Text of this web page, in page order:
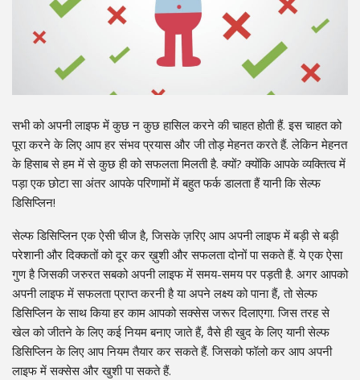
सभी को अपनी लाइफ में कुछ न कुछ हासिल करने की चाहत होती हैं. इस चाहत को
पूरा करने के लिए आप हर संभव प्रयास और जी तोड़ मेहनत करते हैं. लेकिन मेहनत
के हिसाब से हम में से कुछ ही को सफलता मिलती है. क्यों? क्योंकि आपके व्यक्तित्व में
पड़ा एक छोटा सा अंतर आपके परिणामों में बहुत फर्क डालता हैं यानी कि सेल्फ
डिसिप्लिन!
सेल्फ डिसिप्लिन एक ऐसी चीज है, जिसके ज़रिए आप अपनी लाइफ में बड़ी से बड़ी
परेशानी और दिक्कतों को दूर कर ख़ुशी और सफलता दोनों पा सकते हैं. ये एक ऐसा
गुण है जिसकी जरुरत सबको अपनी लाइफ में समय-समय पर पड़ती है. अगर आपको
अपनी लाइफ में सफलता प्राप्त करनी है या अपने लक्ष्य को पाना हैं, तो सेल्फ
डिसिप्लिन के साथ किया हर काम आपको सक्सेस जरूर दिलाएगा. जिस तरह से
खेल को जीतने के लिए कई नियम बनाए जाते हैं, वैसे ही खुद के लिए यानी सेल्फ
डिसिप्लिन के लिए आप नियम तैयार कर सकते हैं. जिसको फॉलो कर आप अपनी
लाइफ में सक्सेस और खुशी पा सकते हैं.